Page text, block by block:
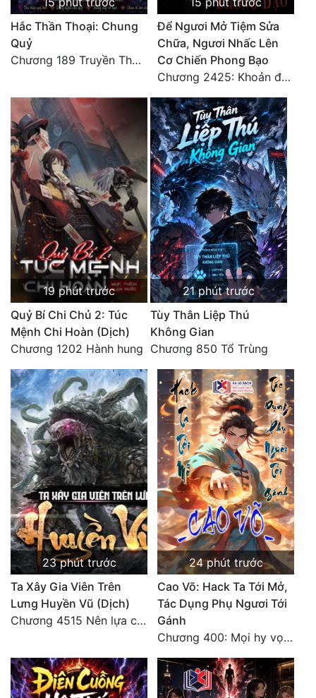
Hắc Thần Thoại: Chung
Quỷ
Chương 189 Truyền Thừa Võ Gia
Để Ngươi Mở Tiệm Sửa
Chữa, Ngươi Nhấc Lên
Cơ Chiến Phong Bạo
Chương 2425: Khoản đầu tư của Tượng Chủ!! Nỗi nghi hoặc của Tô Bạch!
19 phút trước
Quỷ Bí Chi Chủ 2: Túc
Mệnh Chi Hoàn (Dịch)
Chương 1202 Hành hung
21 phút trước
Tùy Thân Liệp Thú
Không Gian
Chương 850 Tổ Trùng
23 phút trước
Ta Xây Gia Viên Trên
Lưng Huyền Vũ (Dịch)
Chương 4515 Nên lựa chọn như thế nào?
24 phút trước
Cao Võ: Hack Ta Tới Mở,
Tác Dụng Phụ Ngươi Tới
Gánh
Chương 400: Mọi hy vọng đặt trên Tô Mặc!